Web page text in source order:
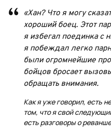
«Хан? Что я могу
хороший боец. Этот
я избегал поединка с
я побеждал легко
были огромнейшие
бойцов бросает
обращать внимания.
Как я уже говорил, есть
том, что я свой
есть разговоры о